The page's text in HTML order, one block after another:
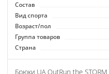
Состав
Вид спорта
Возраст/пол
Группа товаров
Страна
Брюки UA OutRun the STORM